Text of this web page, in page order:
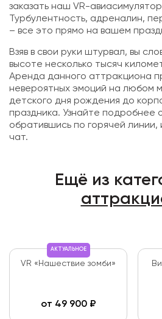
заказать наш VR-
Турбулентность, адреналин,
– все это прямо на вашем
Взяв в свои руки штурвал, вы
высоте несколько тысяч
Аренда данного аттракциона
невероятных эмоций на любом
детского дня рождения до
праздника. Узнайте подробнее
обратившись по горячей
чат.
Ещё из
АКТУАЛЬНОЕ
VR «Нашествие зомби»
от 49 900₽